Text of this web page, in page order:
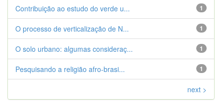
1
Contribuição ao estudo do verde u...
1
O processo de verticalização de N...
1
O solo urbano: algumas consideraç...
1
Pesquisando a religião afro-brasi...
next >